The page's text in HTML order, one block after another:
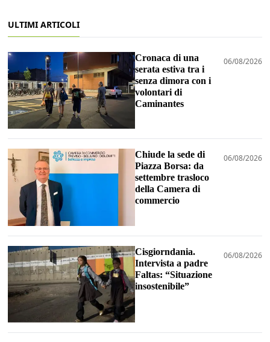
ULTIMI ARTICOLI
Cronaca di una
serata estiva tra i
senza dimora con i
volontari di
Caminantes
06/08/2026
Chiude la sede di
Piazza Borsa: da
settembre trasloco
della Camera di
commercio
06/08/2026
Cisgiorndania.
Intervista a padre
Faltas: “Situazione
insostenibile”
06/08/2026